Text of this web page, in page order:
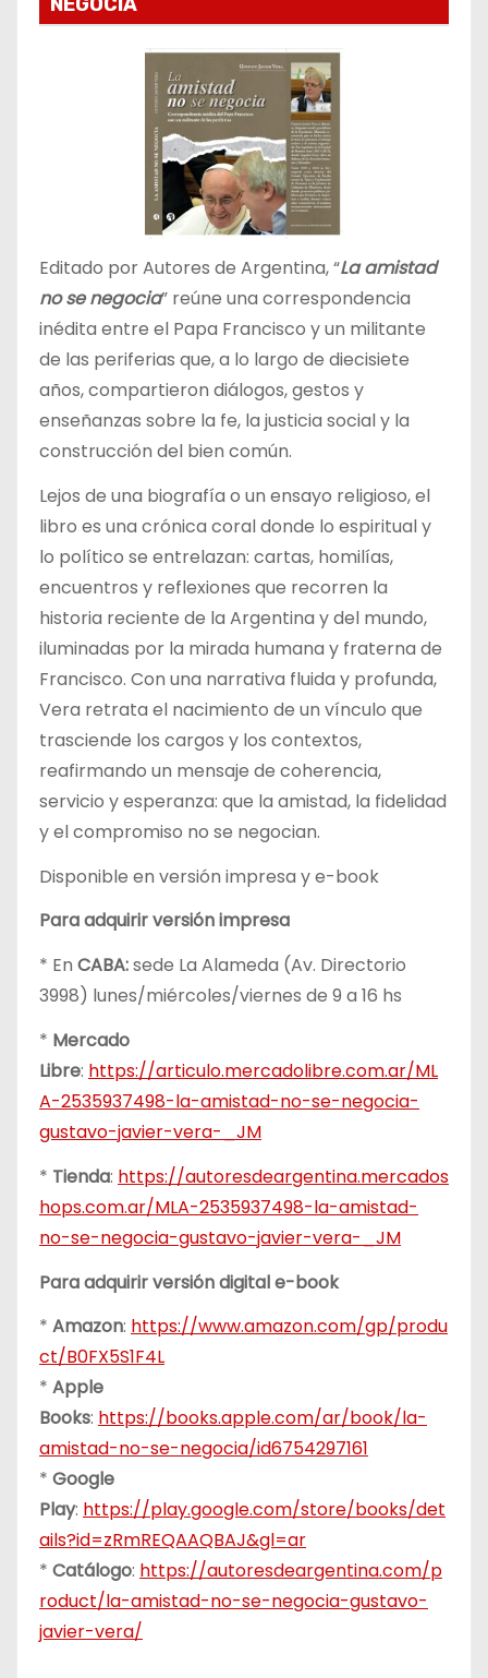
NEGOCIA
Editado por Autores de Argentina, “La amistad
no se negocia” reúne una correspondencia
inédita entre el Papa Francisco y un militante
de las periferias que, a lo largo de diecisiete
años, compartieron diálogos, gestos y
enseñanzas sobre la fe, la justicia social y la
construcción del bien común.
Lejos de una biografía o un ensayo religioso, el
libro es una crónica coral donde lo espiritual y
lo político se entrelazan: cartas, homilías,
encuentros y reflexiones que recorren la
historia reciente de la Argentina y del mundo,
iluminadas por la mirada humana y fraterna de
Francisco. Con una narrativa fluida y profunda,
Vera retrata el nacimiento de un vínculo que
trasciende los cargos y los contextos,
reafirmando un mensaje de coherencia,
servicio y esperanza: que la amistad, la fidelidad
y el compromiso no se negocian.
Disponible en versión impresa y e-book
Para adquirir versión impresa
* En CABA:sede La Alameda (Av. Directorio
3998) lunes/miércoles/viernes de 9 a 16 hs
* Mercado
Libre: https://articulo.mercadolibre.com.ar/ML
A-2535937498-la-amistad-no-se-negocia-
gustavo-javier-vera-_JM
* Tienda: https://autoresdeargentina.mercados
hops.com.ar/MLA-2535937498-la-amistad-
no-se-negocia-gustavo-javier-vera-_JM
Para adquirir versión digital e-book
* Amazon: https://www.amazon.com/gp/produ
ct/B0FX5S1F4L
* Apple
Books: https://books.apple.com/ar/book/la-
amistad-no-se-negocia/id6754297161
* Google
Play: https://play.google.com/store/books/det
ails?id=zRmREQAAQBAJ&gl=ar
* Catálogo: https://autoresdeargentina.com/p
roduct/la-amistad-no-se-negocia-gustavo-
javier-vera/